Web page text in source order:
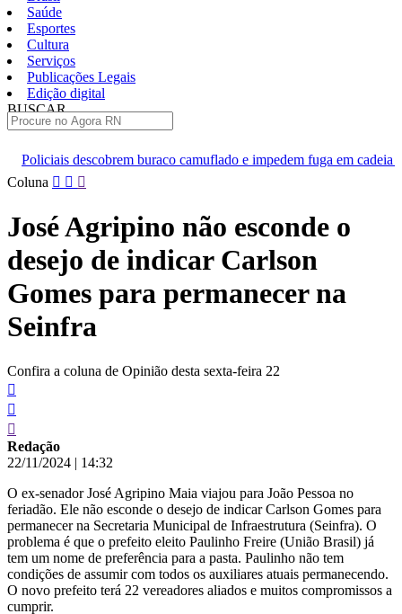
Saúde
Esportes
Cultura
Serviços
Publicações Legais
Edição digital
BUSCAR
buraco camuflado e impedem fuga em cadeia de Ceará-Mirim
Pular
conteúdo
Coluna
José Agripino não esconde o
desejo de indicar Carlson
Gomes para permanecer na
Seinfra
Confira a coluna de Opinião desta sexta-feira 22
Redação
22/11/2024 | 14:32
O ex-senador José Agripino Maia viajou para João Pessoa no
feriadão. Ele não esconde o desejo de indicar Carlson Gomes para
permanecer na Secretaria Municipal de Infraestrutura (Seinfra). O
problema é que o prefeito eleito Paulinho Freire (União Brasil) já
tem um nome de preferência para a pasta. Paulinho não tem
condições de assumir com todos os auxiliares atuais permanecendo.
O novo prefeito terá 22 vereadores aliados e muitos compromissos a
cumprir.